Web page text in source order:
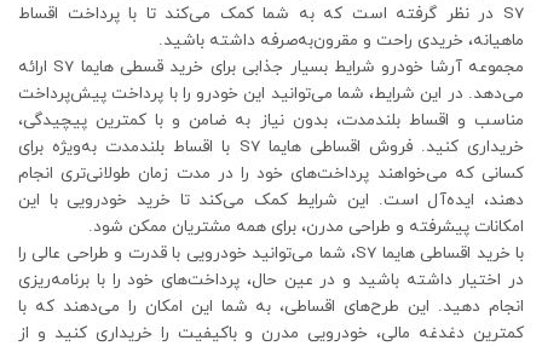
S7 در نظر گرفته است که به شما کمک می‌کند تا با پرداخت اقساط
ماهیانه، خریدی راحت و مقرون‌به‌صرفه داشته باشید.
مجموعه آرشا خودرو شرایط بسیار جذابی برای خرید قسطی هایما S7 ارائه
می‌دهد. در این شرایط، شما می‌توانید این خودرو را با پرداخت پیش‌پرداخت
مناسب و اقساط بلندمدت، بدون نیاز به ضامن و با کمترین پیچیدگی،
خریداری کنید. فروش اقساطی هایما S7 با اقساط بلندمدت به‌ویژه برای
کسانی که می‌خواهند پرداخت‌های خود را در مدت زمان طولانی‌تری انجام
دهند، ایده‌آل است. این شرایط کمک می‌کند تا خرید خودرویی با این
امکانات پیشرفته و طراحی مدرن، برای همه مشتریان ممکن شود.
با خرید اقساطی هایما S7، شما می‌توانید خودرویی با قدرت و طراحی عالی را
در اختیار داشته باشید و در عین حال، پرداخت‌های خود را با برنامه‌ریزی
انجام دهید. این طرح‌های اقساطی، به شما این امکان را می‌دهند که با
کمترین دغدغه مالی، خودرویی مدرن و باکیفیت را خریداری کنید و از